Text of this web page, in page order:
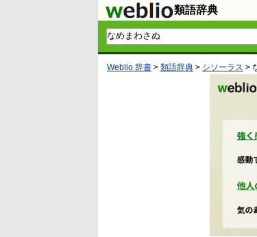
類語辞典
Weblio 辞書 > 類語辞典 > シソーラス >